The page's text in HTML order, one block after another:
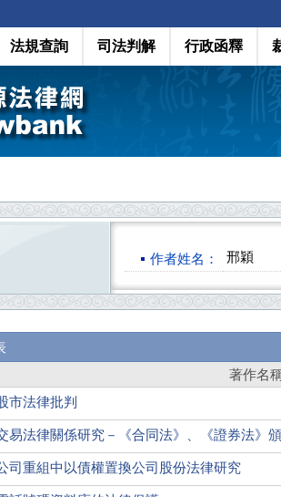
法規查詢 司法判解 行政函釋
作者姓名： 邢穎
著作名
市法律批判
易法律關係研究－《合同法》、《證券法》
司重組中以債權置換公司股份法律研究